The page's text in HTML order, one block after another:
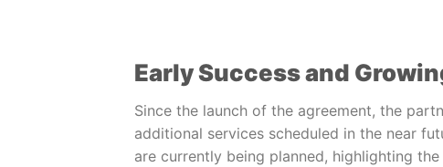
Early Success and
Since the launch of the agreement, the
additional services scheduled in the near
are currently being planned, highlighting